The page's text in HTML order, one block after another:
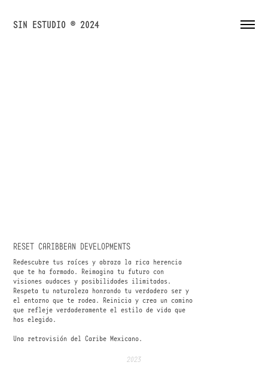
SIN ESTUDIO ® 2024
RESET CARIBBEAN DEVELOPMENTS
Redescubre tus raíces y abraza la rica herencia
que te ha formado. Reimagina tu futuro con
visiones audaces y posibilidades ilimitadas.
Respeta tu naturaleza honrando tu verdadero ser y
el entorno que te rodea. Reinicia y crea un camino
que refleje verdaderamente el estilo de vida que
has elegido.
Una retrovisión del Caribe Mexicano.
2023